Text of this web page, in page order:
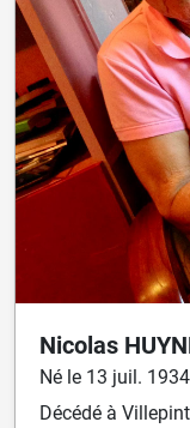
Nicolas
Né le 13 juil. 1934
Décédé à